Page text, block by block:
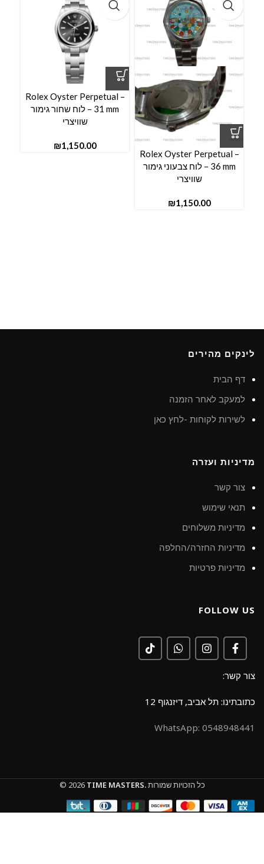
Rolex Oyster Perpetual –
36 mm – לוח צבעוני גימור
שוויצרי
₪
Rolex Oyster Perpetual –
31 mm – לוח שחור גימור
שוויצרי
₪
לינקים מהירים
דף הבית
למעקב לאחר הזמנה
לשירות לקוחות -לחץ כאן
מדיניות ועזרה
צור קשר
תנאי שימוש
מדיניות משלוחים
מדיניות החזרה/החלפה
מדיניות פרטיות
FOLLOW US
צור קשר:
כתובתינו: תל אביב, דיזנגוף 12
0548948441 :WhatsApp
© 2026 TIME MASTERS.כל הזכויות שמורות